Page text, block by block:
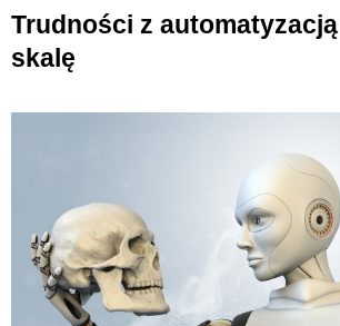
Trudności z
skalę